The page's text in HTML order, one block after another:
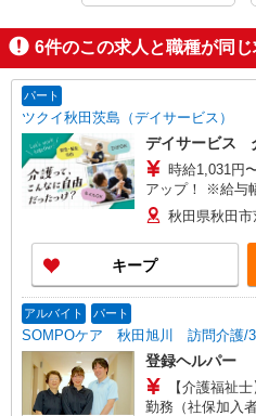
6件のこの求人と職種が同じ
パート
ツクイ秋田茨島（デイサービス）
デイサービス
時給1,031円〜1,529円 ★土
アップ！ ※給与
秋田県秋田市
キープ
アルバイト パート
SOMPOケア 秋田旭川 訪問介護/
登録ヘルパー
【介護福祉士】 時給1,590円 ◎週20時
勤務（社保加入者